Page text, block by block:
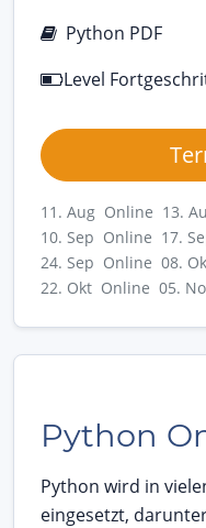
Python PDF
Level
11. Aug Online 13.
10. Sep Online 17.
24. Sep Online 08.
22. Okt Online 05.
Python
Python wird in
eingesetzt,